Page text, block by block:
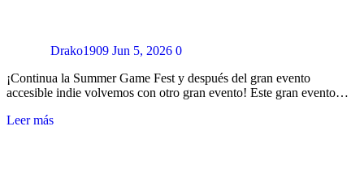
Drako1909 Jun 5, 2026 0
¡Continua la Summer Game Fest y después del gran evento
accesible indie volvemos con otro gran evento! Este gran evento…
Leer más